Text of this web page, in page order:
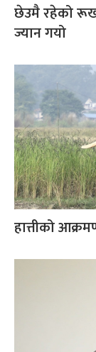
छेउमै रहेको रूख
ज्यान गयो
हात्तीको